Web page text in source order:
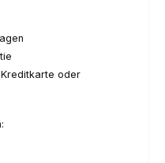
oder